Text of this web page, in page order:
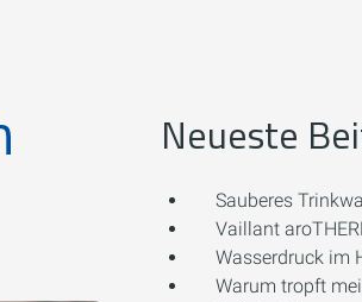
Neueste
Sauberes
Vaillant
Wasserdruck im
Warum tropft